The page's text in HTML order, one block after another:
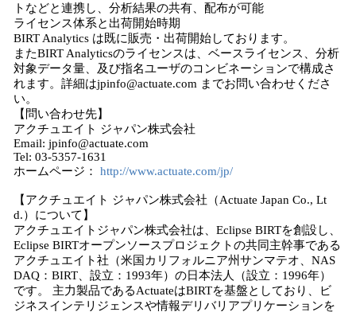
トなどと連携し、分析結果の共有、配布が可能
ライセンス体系と出荷開始時期
BIRT Analytics は既に販売・出荷開始しております。
またBIRT Analyticsのライセンスは、ベースライセンス、分析
対象データ量、及び指名ユーザのコンビネーションで構成さ
れます。詳細はjpinfo@actuate.com までお問い合わせくださ
い。
【問い合わせ先】
アクチュエイト ジャパン株式会社
Email: jpinfo@actuate.com
Tel: 03-5357-1631
ホームページ： http://www.actuate.com/jp/
【アクチュエイト ジャパン株式会社（Actuate Japan Co., Lt
d.）について】
アクチュエイトジャパン株式会社は、Eclipse BIRTを創設し、
Eclipse BIRTオープンソースプロジェクトの共同主幹事である
アクチュエイト社（米国カリフォルニア州サンマテオ、NAS
DAQ：BIRT、設立：1993年）の日本法人（設立：1996年）
です。 主力製品であるActuateはBIRTを基盤としており、ビ
ジネスインテリジェンスや情報デリバリアプリケーションを